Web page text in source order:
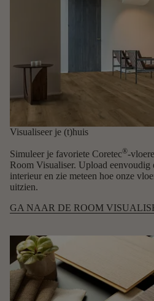
Visualiseer je (t)huis
Simuleer je favoriete Coretec®-
Room Visualiser. Upload eenvoudig
interieur en zie meteen hoe onze
uitzien.
GA NAAR DE ROOM